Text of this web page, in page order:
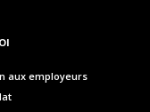
aux employeurs